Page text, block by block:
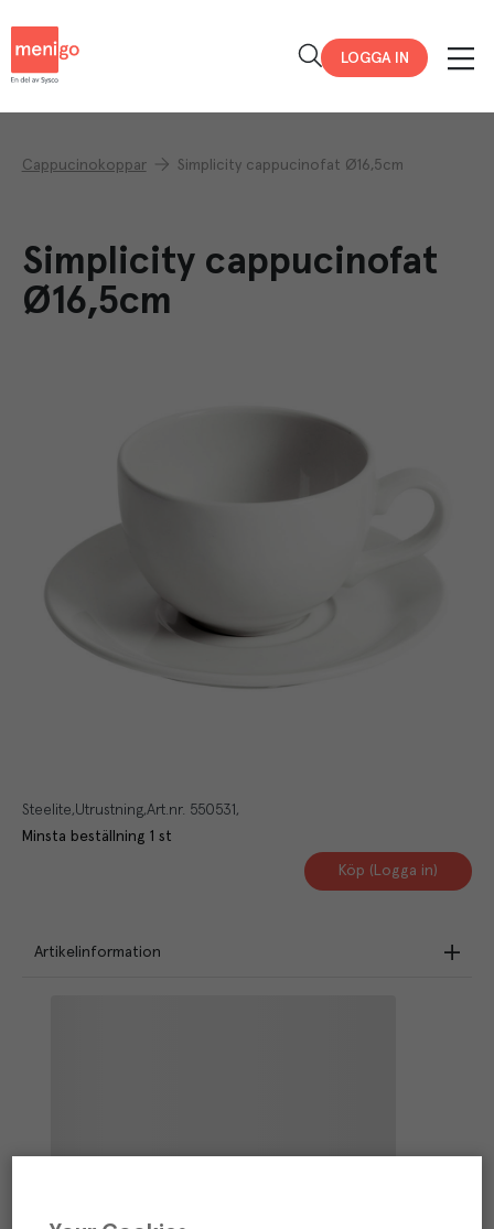
LOGGA IN
Cappucinokoppar Simplicity cappucinofat Ø16,5cm
Simplicity cappucinofat
Ø16,5cm
Steelite Utrustning Art.nr. 550531
Minsta beställning 1 st
Köp (Logga in)
Artikelinformation